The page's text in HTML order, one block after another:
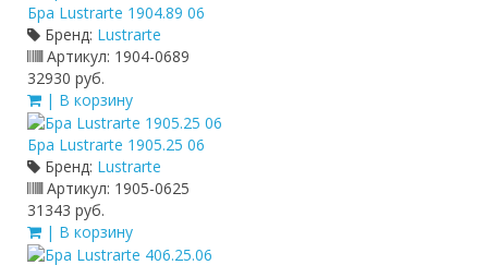
Бра Lustrarte 1904.89 06
Бренд: Lustrarte
Артикул: 1904-0689
32930 руб.
| В корзину
Бра Lustrarte 1905.25 06
Бренд: Lustrarte
Артикул: 1905-0625
31343 руб.
| В корзину